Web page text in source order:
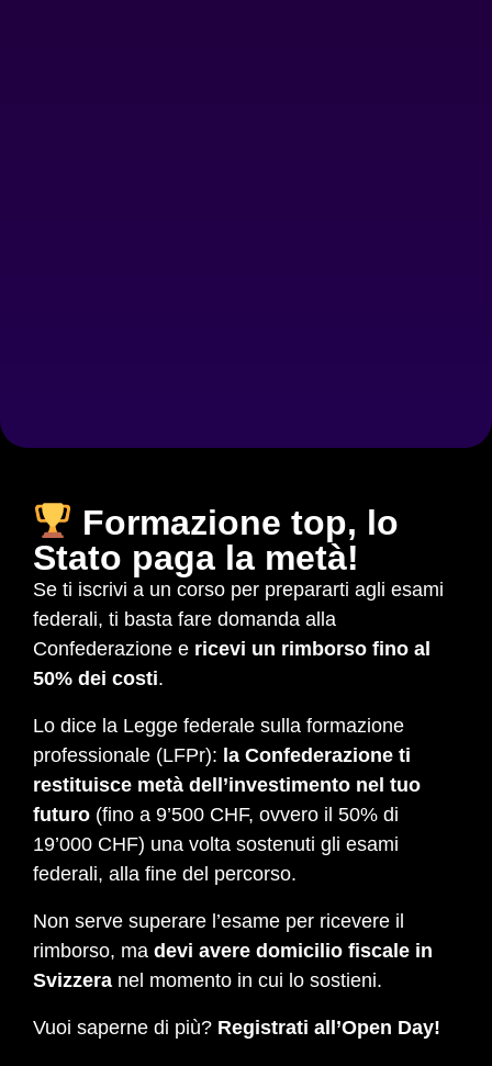
Formazione top, lo
Stato paga la metà!
Se ti iscrivi a un corso per prepararti agli esami
federali, ti basta fare domanda alla
Confederazione e ricevi un rimborso fino al
50% dei costi.
Lo dice la Legge federale sulla formazione
professionale (LFPr): la Confederazione ti
restituisce metà dell’investimento nel tuo
futuro (fino a 9’500 CHF, ovvero il 50% di
19’000 CHF) una volta sostenuti gli esami
federali, alla fine del percorso.
Non serve superare l’esame per ricevere il
rimborso, ma devi avere domicilio fiscale in
Svizzera nel momento in cui lo sostieni.
Vuoi saperne di più? Registrati all’Open Day!